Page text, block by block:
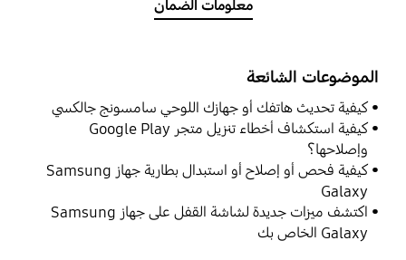
معلومات الضمان
الموضوعات الشائعة
كيفية تحديث هاتفك أو جهازك اللوحي سامسونج جالكسي
كيفية استكشاف أخطاء تنزيل متجر Google Play
وإصلاحها؟
كيفية فحص أو إصلاح أو استبدال بطارية جهاز Samsung
Galaxy
اكتشف ميزات جديدة لشاشة القفل على جهاز Samsung
Galaxy الخاص بك